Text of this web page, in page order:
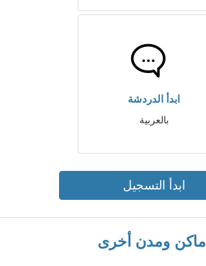
ابدأ الدردشة
بالعربية
ابدأ التسجيل
أماكن ومدن أخرى